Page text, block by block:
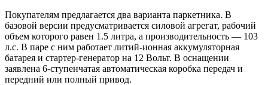
Покупателям предлагается два варианта паркетника. В
базовой версии предусматривается силовой агрегат, рабочий
объем которого равен 1.5 литра, а производительность — 103
л.с. В паре с ним работает литий-ионная аккумуляторная
батарея и стартер-генератор на 12 Вольт. В оснащении
заявлена 6-ступенчатая автоматическая коробка передач и
передний или полный привод.